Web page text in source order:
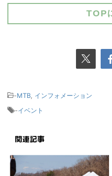
TOP
-MTB, インフォメーション
-イベント
関連記事